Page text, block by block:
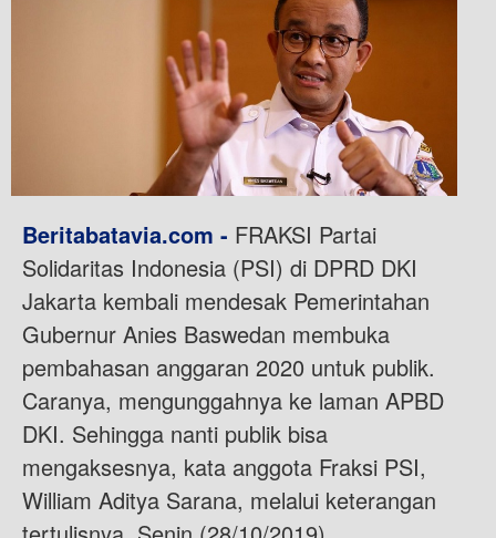
Beritabatavia.com - FRAKSI Partai
Solidaritas Indonesia (PSI) di DPRD DKI
Jakarta kembali mendesak Pemerintahan
Gubernur Anies Baswedan membuka
pembahasan anggaran 2020 untuk publik.
Caranya, mengunggahnya ke laman APBD
DKI. Sehingga nanti publik bisa
mengaksesnya, kata anggota Fraksi PSI,
William Aditya Sarana, melalui keterangan